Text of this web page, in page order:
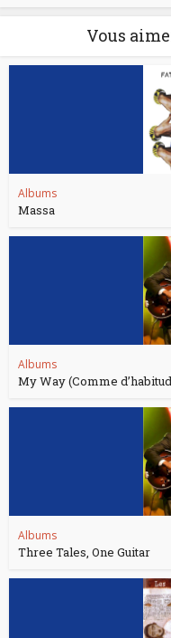
Vous
Albums
Massa
Albums
My Way (Comme
Albums
Three Tales, One Guitar